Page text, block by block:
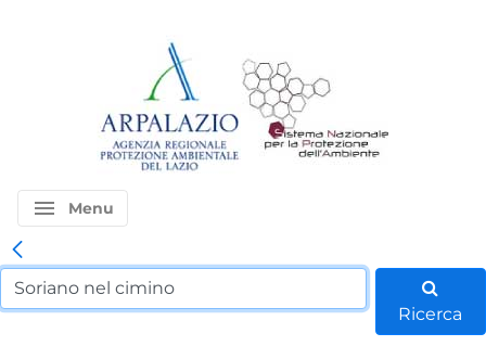
menu Menu
Ricerca